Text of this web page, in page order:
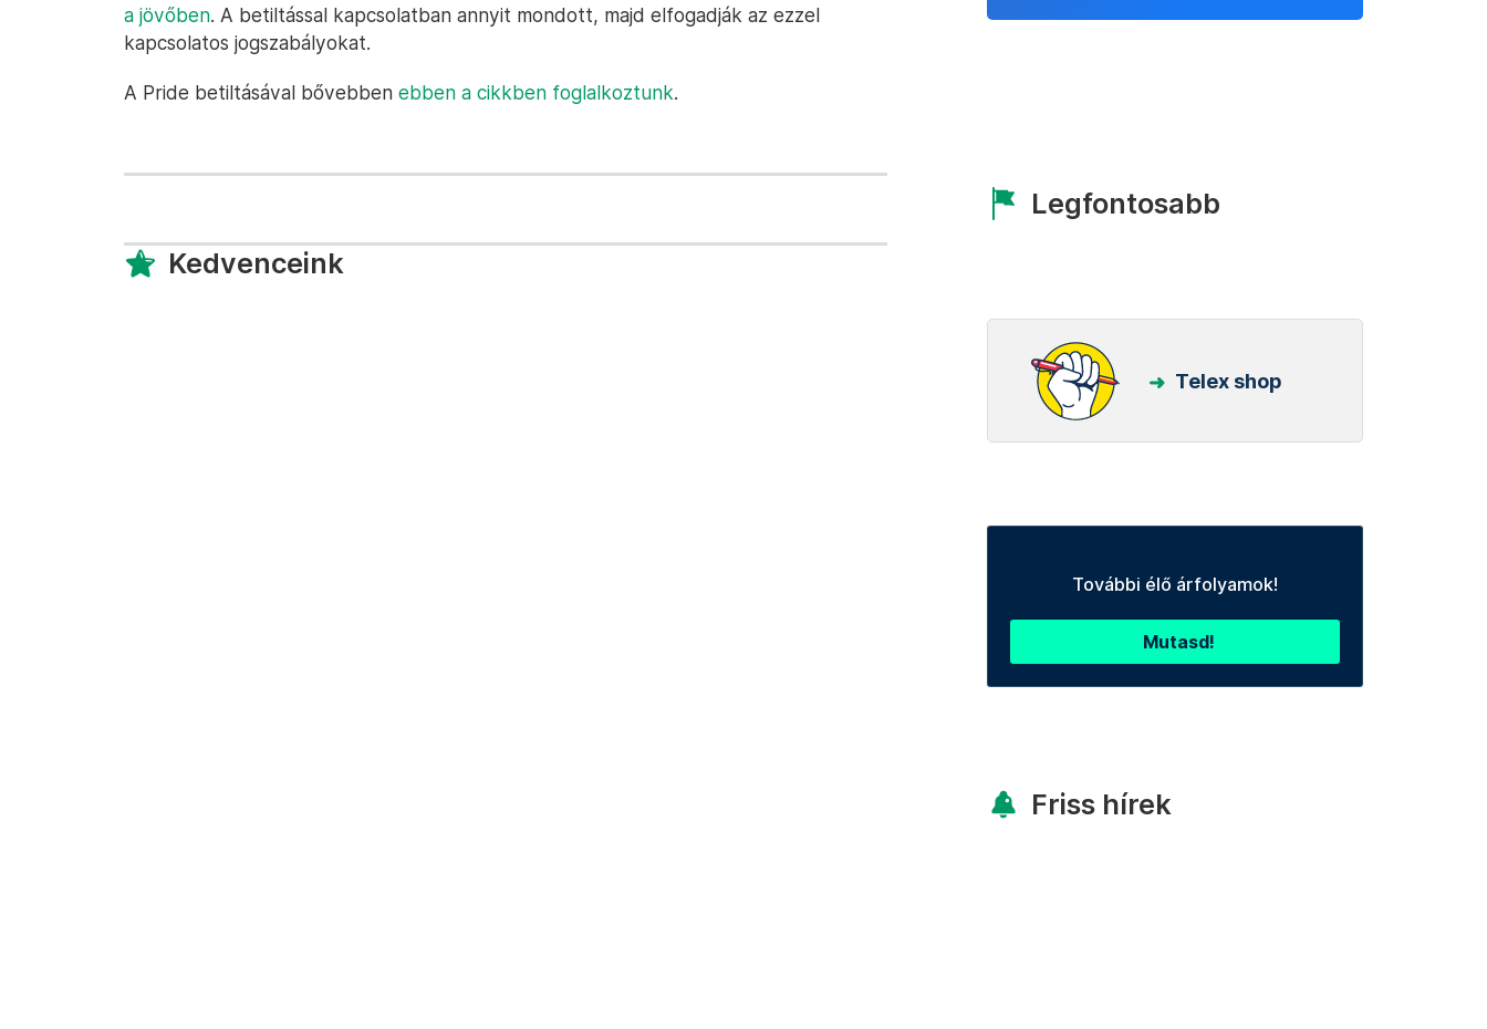
a jövőben. A betiltással kapcsolatban annyit mondott, majd elfogadják az ezzel
kapcsolatos jogszabályokat.
A Pride betiltásával bővebben ebben a cikkben foglalkoztunk.
Kedvenceink
Legfontosabb
Telex shop
További élő árfolyamok!
Mutasd!
Friss hírek